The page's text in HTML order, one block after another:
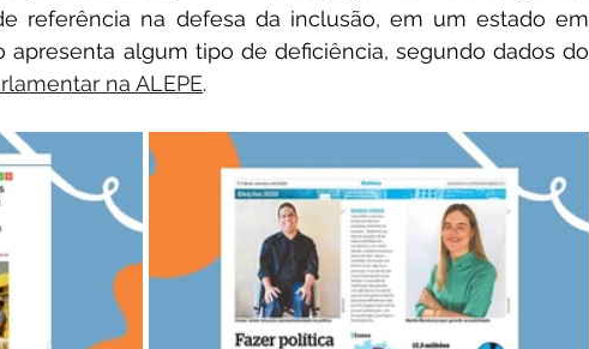
referência na defesa da inclusão, em um estado em
apresenta algum tipo de deficiência, segundo dados do
na ALEPE.